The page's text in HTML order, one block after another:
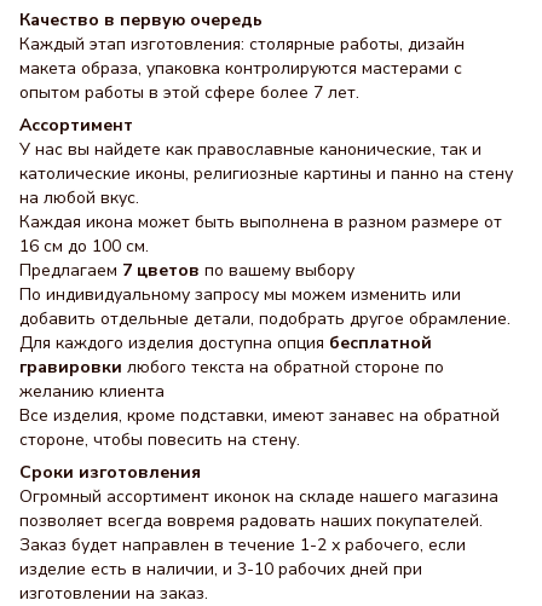
Качество в первую очередь
Каждый этап изготовления: столярные работы, дизайн
макета образа, упаковка контролируются мастерами с
опытом работы в этой сфере более 7 лет.
Ассортимент
У нас вы найдете как православные канонические, так и
католические иконы, религиозные картины и панно на стену
на любой вкус.
Каждая икона может быть выполнена в разном размере от
16 см до 100 см.
Предлагаем 7 цветов по вашему выбору
По индивидуальному запросу мы можем изменить или
добавить отдельные детали, подобрать другое обрамление.
Для каждого изделия доступна опция бесплатной
гравировки любого текста на обратной стороне по
желанию клиента
Все изделия, кроме подставки, имеют занавес на обратной
стороне, чтобы повесить на стену.
Сроки изготовления
Огромный ассортимент иконок на складе нашего магазина
позволяет всегда вовремя радовать наших покупателей.
Заказ будет направлен в течение 1-2 х рабочего, если
изделие есть в наличии, и 3-10 рабочих дней при
изготовлении на заказ.